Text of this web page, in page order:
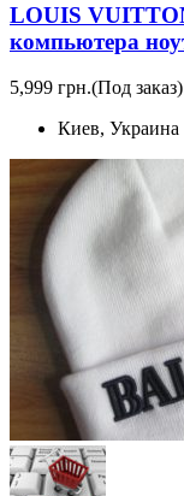
LOUIS
компьютера
5,999 грн.(Под заказ)
Киев, Украина